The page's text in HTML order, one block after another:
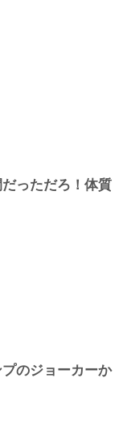
っただろ！体質
のジョーカーか